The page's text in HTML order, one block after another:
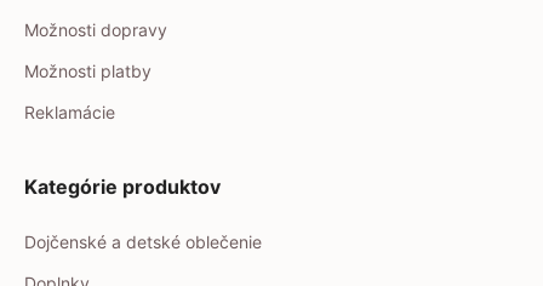
Možnosti dopravy
Možnosti platby
Reklamácie
Kategórie produktov
Dojčenské a detské oblečenie